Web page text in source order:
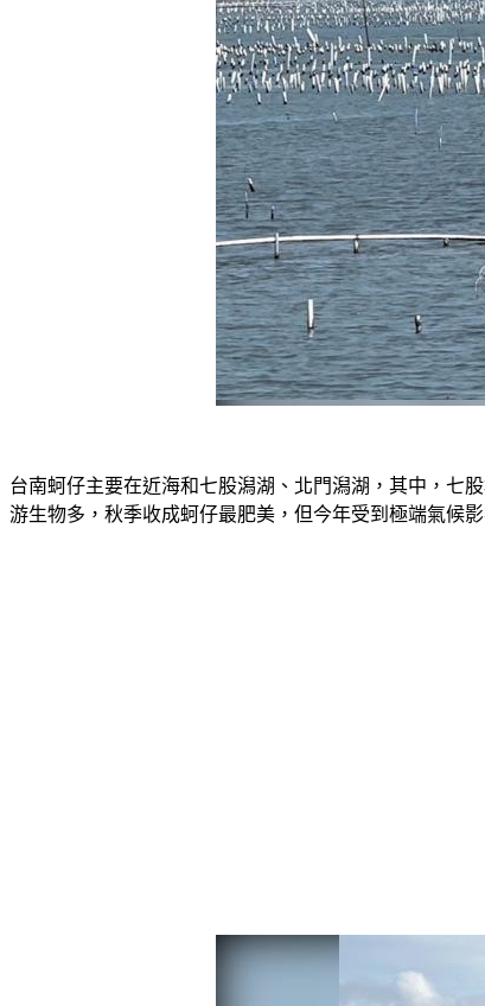
台南蚵仔主要在近海和七股潟湖、北門潟湖，其中，七
游生物多，秋季收成蚵仔最肥美，但今年受到極端氣候